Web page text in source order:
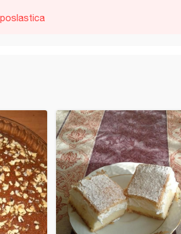
poslastica